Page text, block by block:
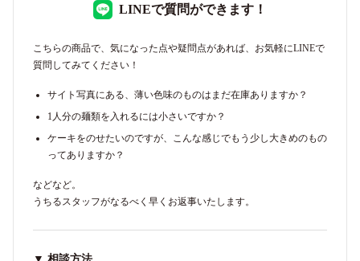
LINEで質問ができます！
こちらの商品で、気になった点や疑問点があれば、お気軽にLINEで
質問してみてください！
サイト写真にある、薄い色味のものはまだ在庫ありますか？
1人分の麺類を入れるには小さいですか？
ケーキをのせたいのですが、こんな感じでもう少し大きめのもの
ってありますか？
などなど。
うちるスタッフがなるべく早くお返事いたします。
▼ 相談方法